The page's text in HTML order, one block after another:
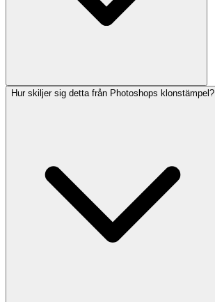
Hur skiljer sig detta från Photoshops klonstämpel?